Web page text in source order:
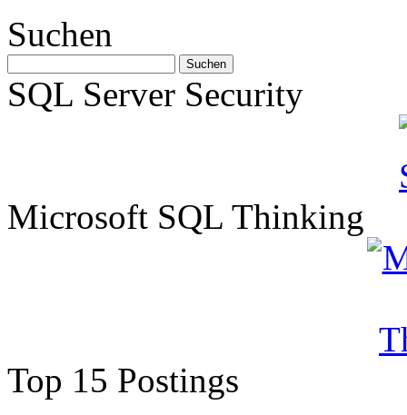
Suchen
SQL Server Security
Microsoft SQL Thinking
Top 15 Postings